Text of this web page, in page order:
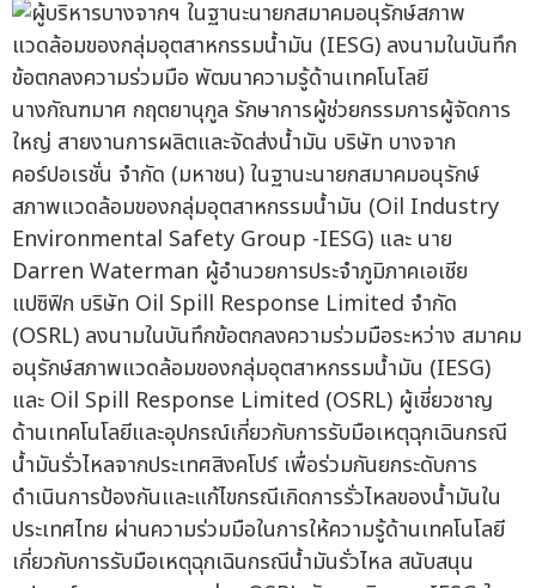
นางกัณฑมาศ กฤตยานุกูล รักษาการผู้ช่วยกรรมการผู้จัดการ
ใหญ่ สายงานการผลิตและจัดส่งน้ำมัน บริษัท บางจาก
คอร์ปอเรชั่น จำกัด (มหาชน) ในฐานะนายกสมาคมอนุรักษ์
สภาพแวดล้อมของกลุ่มอุตสาหกรรมน้ำมัน (Oil Industry
Environmental Safety Group -IESG) และ นาย
Darren Waterman ผู้อำนวยการประจำภูมิภาคเอเชีย
แปซิฟิก บริษัท Oil Spill Response Limited จำกัด
(OSRL) ลงนามในบันทึกข้อตกลงความร่วมมือระหว่าง สมาคม
อนุรักษ์สภาพแวดล้อมของกลุ่มอุตสาหกรรมน้ำมัน (IESG)
และ Oil Spill Response Limited (OSRL) ผู้เชี่ยวชาญ
ด้านเทคโนโลยีและอุปกรณ์เกี่ยวกับการรับมือเหตุฉุกเฉินกรณี
น้ำมันรั่วไหลจากประเทศสิงคโปร์ เพื่อร่วมกันยกระดับการ
ดำเนินการป้องกันและแก้ไขกรณีเกิดการรั่วไหลของน้ำมันใน
ประเทศไทย ผ่านความร่วมมือในการให้ความรู้ด้านเทคโนโลยี
เกี่ยวกับการรับมือเหตุฉุกเฉินกรณีน้ำมันรั่วไหล สนับสนุน